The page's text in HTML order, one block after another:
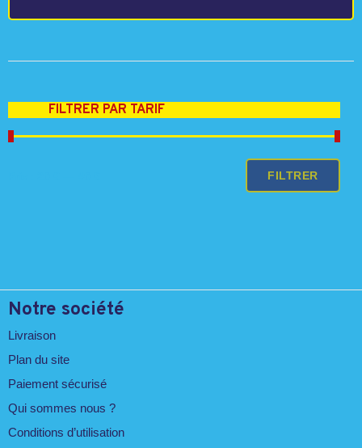
FILTRER PAR TARIF
FILTRER
Notre société
Livraison
Plan du site
Paiement sécurisé
Qui sommes nous ?
Conditions d’utilisation